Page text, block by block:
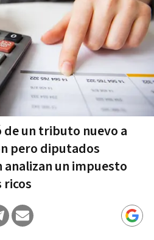
de un tributo nuevo a
pero diputados
un impuesto
ricos